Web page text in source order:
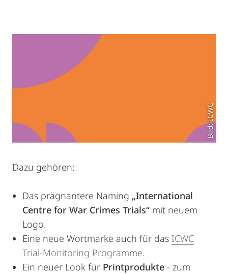
Bild: ICWC
Dazu gehören:
Das prägnantere Naming „International
Centre for War Crimes Trials“ mit neuem
Logo.
Eine neue Wortmarke auch für das ICWC
Trial-Monitoring Programme.
Ein neuer Look für Printprodukte - zum